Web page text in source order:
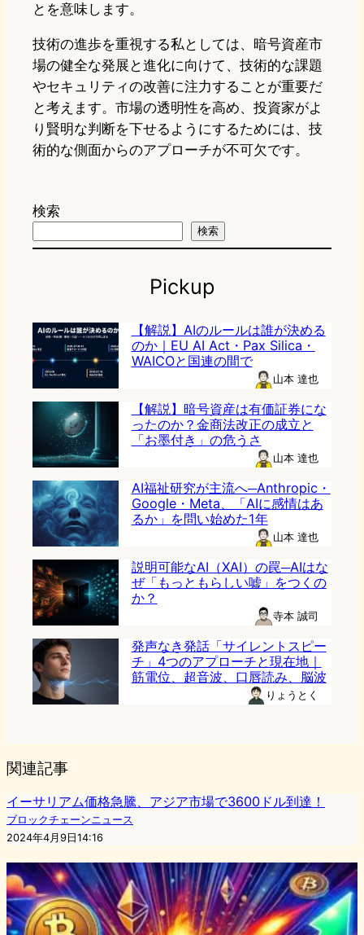
とを意味します。
技術の進歩を重視する私としては、暗号資産市
場の健全な発展と進化に向けて、技術的な課題
やセキュリティの改善に注力することが重要だ
と考えます。市場の透明性を高め、投資家がよ
り賢明な判断を下せるようにするためには、技
術的な側面からのアプローチが不可欠です。
検索
検索
Pickup
【解説】AIのルールは誰が決める
のか｜EU AI Act・Pax Silica・
WAICOと国連の間で
山本 達也
【解説】暗号資産は有価証券にな
ったのか？金商法改正の成立と
「お墨付き」の危うさ
山本 達也
AI福祉研究が主流へ─Anthropic・
Google・Meta、「AIに感情はあ
るか」を問い始めた1年
山本 達也
説明可能なAI（XAI）の罠─AIはな
ぜ「もっともらしい嘘」をつくの
か？
寺本 誠司
発声なき発話「サイレントスピー
チ」4つのアプローチと現在地｜
筋電位、超音波、口唇読み、脳波
りょうとく
関連記事
イーサリアム価格急騰、アジア市場で3600ドル到達！
ブロックチェーンニュース
2024年4月9日14:16